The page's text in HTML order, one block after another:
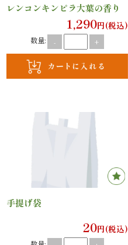
当
折
席
レンコンキンピラ大葉の香り
1,290円(税込)
数量: - +
手提げ袋
20円(税込)